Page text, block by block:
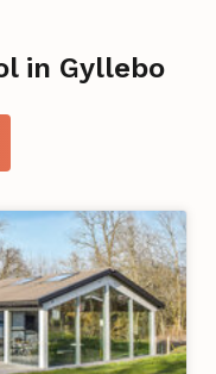
in Gyllebo